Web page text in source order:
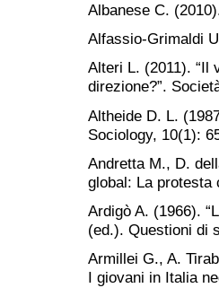
Albanese C.
Alfassio-Grimaldi
Alteri L. (2011). “Il
direzione?”.
Altheide D. L.
Sociology, 10(1):
Andretta M., D.
global: La protesta
Ardigò A. (1966).
(ed.). Questioni di
Armillei G., A.
I giovani in Italia